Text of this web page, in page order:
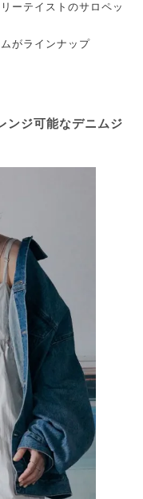
ーテイストのサロペッ
がラインナップ
ンジ可能なデニムジ